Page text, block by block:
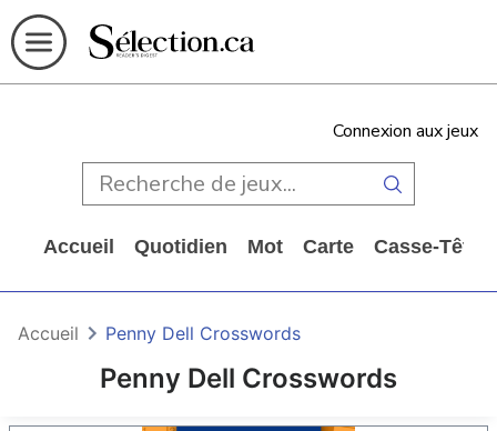
Connexion aux jeux
Accueil Quotidien Mot Carte Casse-Tête
Penny Dell Crosswords
Accueil Penny Dell Crosswords